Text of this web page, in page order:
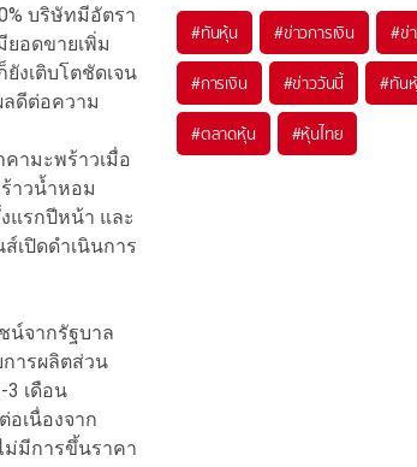
บริษัทมีอัตรา
ยอดขายเพิ่ม
งเติบโตชัดเจน
ดีต่อความ
ามะพร้าวเมื่อ
าวน้ำหอม
แรกปีหน้า และ
เปิดดำเนินการ
น์จากรัฐบาล
ารผลิตส่วน
3 เดือน
อเนื่องจาก
ม่มีการขึ้นราคา
#ทันหุ้น #ข่าวการเงิน #ข่
#การเงิน #ข่าววันนี้ #ทัน
#ตลาดหุ้น #หุ้นไทย